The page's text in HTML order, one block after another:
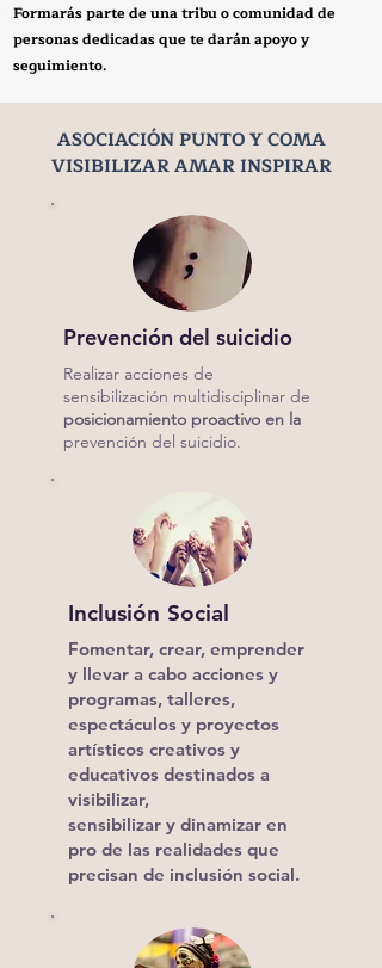
Formarás parte de una tribu o comunidad de
personas dedicadas que te darán apoyo y
seguimiento​​.
ASOCIACIÓN PUNTO Y COMA
VISIBILIZAR AMAR INSPIRAR
Prevención del suicidio
Realizar acciones de
sensibilización multidisciplinar de
posicionamiento proactivo en la
prevención del suicidio.
Inclusión Social
Fomentar, crear, emprender
y llevar a cabo acciones y
programas, talleres,
espectáculos y proyectos
artísticos creativos y
educativos destinados a
visibilizar,
sensibilizar y dinamizar en
pro de las realidades que
precisan de inclusión social.